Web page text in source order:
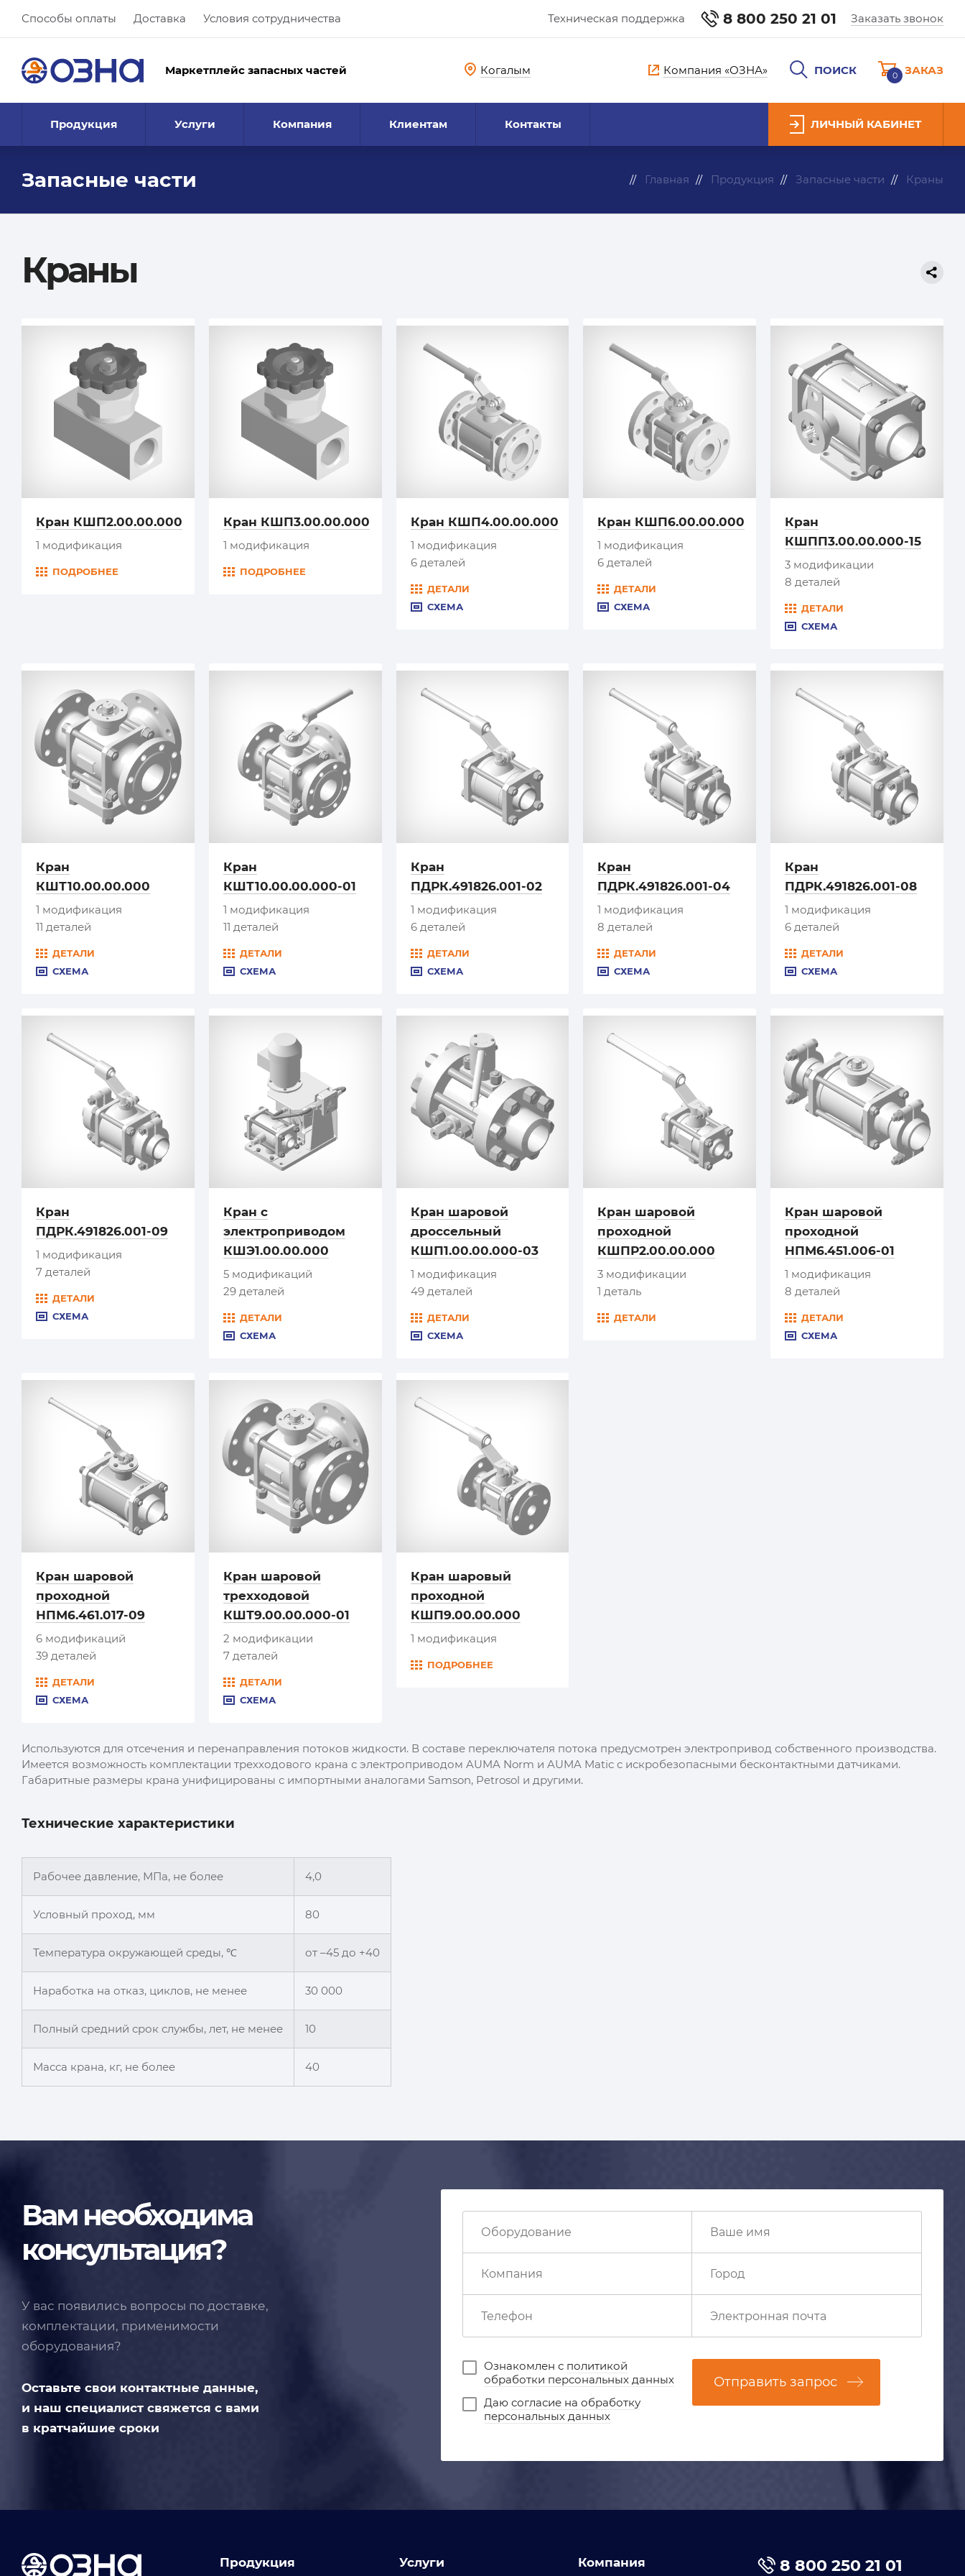
Способы оплаты Доставка Условия сотрудничества Техническая поддержка 8 800 250 21 01 Заказать звонок
Маркетплейс запасных частей Когалым Компания «ОЗНА» ПОИСК 0 ЗАКАЗ
Продукция Услуги Компания Клиентам Контакты ЛИЧНЫЙ КАБИНЕТ
Запасные части Главная Продукция Запасные части Краны
Краны
Кран КШП2.00.00.000
1 модификация
ПОДРОБНЕЕ
Кран КШП3.00.00.000
1 модификация
ПОДРОБНЕЕ
Кран КШП4.00.00.000
1 модификация
6 деталей
ДЕТАЛИ
СХЕМА
Кран КШП6.00.00.000
1 модификация
6 деталей
ДЕТАЛИ
СХЕМА
Кран
КШПП3.00.00.000-15
3 модификации
8 деталей
ДЕТАЛИ
СХЕМА
Кран
КШТ10.00.00.000
1 модификация
11 деталей
ДЕТАЛИ
СХЕМА
Кран
КШТ10.00.00.000-01
1 модификация
11 деталей
ДЕТАЛИ
СХЕМА
Кран
ПДРК.491826.001-02
1 модификация
6 деталей
ДЕТАЛИ
СХЕМА
Кран
ПДРК.491826.001-04
1 модификация
8 деталей
ДЕТАЛИ
СХЕМА
Кран
ПДРК.491826.001-08
1 модификация
6 деталей
ДЕТАЛИ
СХЕМА
Кран
ПДРК.491826.001-09
1 модификация
7 деталей
ДЕТАЛИ
СХЕМА
Кран с
электроприводом
КШЭ1.00.00.000
5 модификаций
29 деталей
ДЕТАЛИ
СХЕМА
Кран шаровой
дроссельный
КШП1.00.00.000-03
1 модификация
49 деталей
ДЕТАЛИ
СХЕМА
Кран шаровой
проходной
КШПР2.00.00.000
3 модификации
1 деталь
ДЕТАЛИ
Кран шаровой
проходной
НПМ6.451.006-01
1 модификация
8 деталей
ДЕТАЛИ
СХЕМА
Кран шаровой
проходной
НПМ6.461.017-09
6 модификаций
39 деталей
ДЕТАЛИ
СХЕМА
Кран шаровой
трехходовой
КШТ9.00.00.000-01
2 модификации
7 деталей
ДЕТАЛИ
СХЕМА
Кран шаровый
проходной
КШП9.00.00.000
1 модификация
ПОДРОБНЕЕ
Используются для отсечения и перенаправления потоков жидкости. В составе переключателя потока предусмотрен электропривод собственного производства.
Имеется возможность комплектации трехходового крана с электроприводом AUMA Norm и AUMA Matic с искробезопасными бесконтактными датчиками.
Габаритные размеры крана унифицированы с импортными аналогами Samson, Petrosol и другими.
Технические характеристики
Рабочее давление, МПа, не более 4,0
Условный проход, мм 80
Температура окружающей среды, ℃ от –45 до +40
Наработка на отказ, циклов, не менее 30 000
Полный средний срок службы, лет, не менее 10
Масса крана, кг, не более 40
Вам необходима
консультация?
У вас появились вопросы по доставке,
комплектации, применимости
оборудования?
Оставьте свои контактные данные,
и наш специалист свяжется с вами
в кратчайшие сроки
Ознакомлен с политикой
обработки персональных данных
Даю согласие на обработку
персональных данных
Отправить запрос
Продукция Услуги Компания 8 800 250 21 01